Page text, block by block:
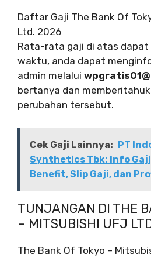
Daftar Gaji The Bank Of
Ltd. 2026
Rata-rata gaji di atas
waktu, anda dapat
admin melalui
bertanya dan
perubahan tersebut.
Cek Gaji Lainnya: PT
Synthetics Tbk: Info
Benefit, Slip Gaji, dan
TUNJANGAN DI THE
– MITSUBISHI UFJ
The Bank Of Tokyo –